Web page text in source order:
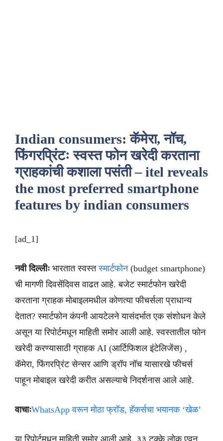
Indian consumers: कॅमेरा, नॉच,
फिंगरप्रिंटः स्वस्त फोन खरेदी करताना
ग्राहकांची कशाला पसंती – itel reveals
the most preferred smartphone
features by indian consumers
[ad_1]
नवी दिल्लीः भारतात स्वस्तस्मार्टफोन(budget smartphone)
ची मागणी दिवसेंदिवस वाढत आहे. बजेट स्मार्टफोन खरेदी
करताना ग्राहक मोबाइलमधील कोणत्या फीचर्सला प्राधान्य
देतात? स्मार्टफोन कंपनी आयटेलने यासंदर्भात एक संशोधन केले
असून या रिपोर्टमधून माहिती समोर आली आहे. स्वस्तातील फोन
खरेदी करण्यासाठी ग्राहक AI (आर्टिफिशल इंटेलिजेंस) ,
कॅमेरा, फिंगरप्रिंट सेन्सर आणि ड्रॉप नॉच यासारखे फीचर्स
पाहून मोबाइल खरेदी करीत असल्याचे निदर्शनास आले आहे.
वाचाःWhatsApp वरून मोठा फ्रॉड, हॅकर्सचा भयानक ‘खेळ’
या रिपोर्टमधून माहिती समोर आली आहे, ३३ टक्के लोक एवन